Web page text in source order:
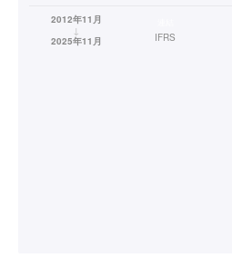
2012年11月
↓
2025年11月
IFRS